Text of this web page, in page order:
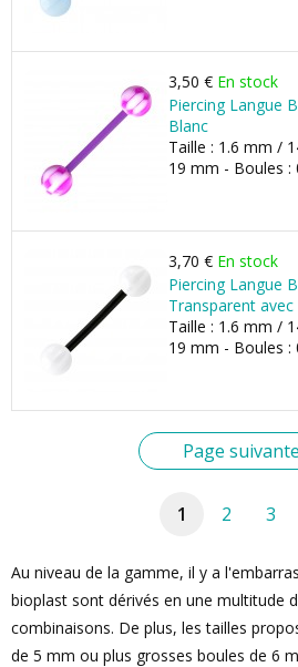
3,50 € En stock
Piercing Langue
Blanc
Taille : 1.6 mm /
19 mm - Boules
3,70 € En stock
Piercing Langue
Transparent
Taille : 1.6 mm /
19 mm - Boules
Page
1 2 3
Au niveau de la gamme, il y a
bioplast sont dérivés en une multitude
combinaisons. De plus, les tailles
de 5 mm ou plus grosses boules de 6